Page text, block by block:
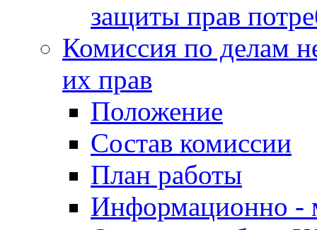
защиты прав
Комиссия по делам
их прав
Положение
Состав комиссии
План работы
Информационно -